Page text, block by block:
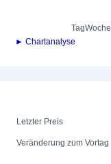
TagWoche
► Chartanalyse
Letzter Preis
Veränderung zum Vortag